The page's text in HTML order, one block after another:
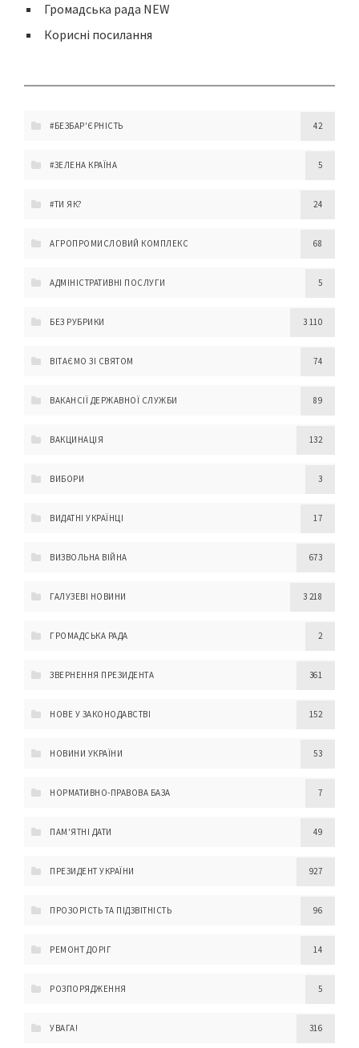
Громадська рада NEW
Корисні посилання
#БЕЗБАР'ЄРНІСТЬ 42
#ЗЕЛЕНА КРАЇНА 5
#ТИ ЯК? 24
АГРОПРОМИСЛОВИЙ КОМПЛЕКС 68
АДМІНІСТРАТИВНІ ПОСЛУГИ 5
БЕЗ РУБРИКИ 3 110
ВІТАЄМО ЗІ СВЯТОМ 74
ВАКАНСІЇ ДЕРЖАВНОЇ СЛУЖБИ 89
ВАКЦИНАЦІЯ 132
ВИБОРИ 3
ВИДАТНІ УКРАЇНЦІ 17
ВИЗВОЛЬНА ВІЙНА 673
ГАЛУЗЕВІ НОВИНИ 3 218
ГРОМАДСЬКА РАДА 2
ЗВЕРНЕННЯ ПРЕЗИДЕНТА 361
НОВЕ У ЗАКОНОДАВСТВІ 152
НОВИНИ УКРАЇНИ 53
НОРМАТИВНО-ПРАВОВА БАЗА 7
ПАМ'ЯТНІ ДАТИ 49
ПРЕЗИДЕНТ УКРАЇНИ 927
ПРОЗОРІСТЬ ТА ПІДЗВІТНІСТЬ 96
РЕМОНТ ДОРІГ 14
РОЗПОРЯДЖЕННЯ 5
УВАГА! 316